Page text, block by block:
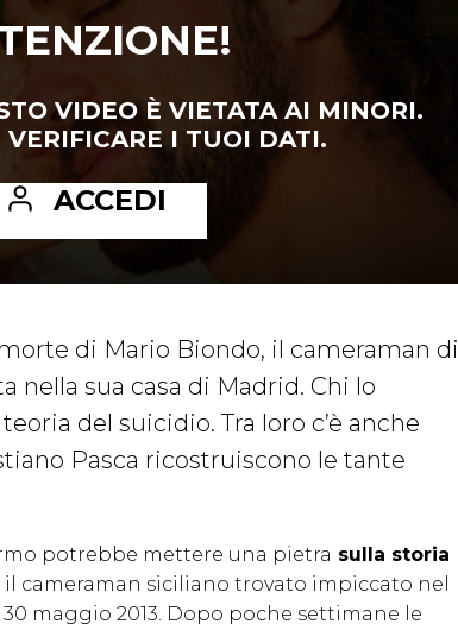
VIDEO È VIETATA AI MINORI.
VERIFICARE I TUOI DATI.
ACCEDI
di Mario Biondo, il cameraman di
nella sua casa di Madrid. Chi lo
del suicidio. Tra loro c’è anche
Pasca ricostruiscono le tante
potrebbe mettere una pietra sulla storia
, il cameraman siciliano trovato impiccato nel
maggio 2013. Dopo poche settimane le